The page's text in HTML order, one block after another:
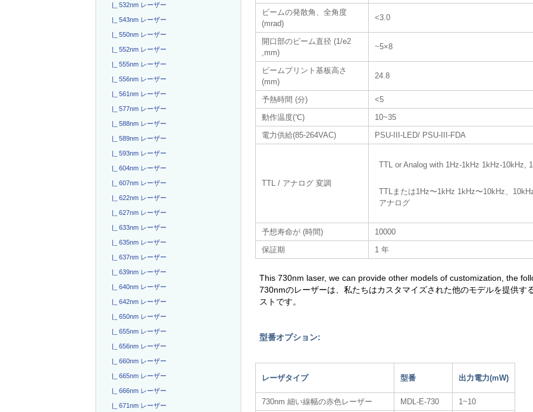
|_ 532nm レーザー
|_ 543nm レーザー
|_ 550nm レーザー
|_ 552nm レーザー
|_ 555nm レーザー
|_ 556nm レーザー
|_ 561nm レーザー
|_ 577nm レーザー
|_ 588nm レーザー
|_ 589nm レーザー
|_ 593nm レーザー
|_ 604nm レーザー
|_ 607nm レーザー
|_ 622nm レーザー
|_ 627nm レーザー
|_ 633nm レーザー
|_ 635nm レーザー
|_ 637nm レーザー
|_ 639nm レーザー
|_ 640nm レーザー
|_ 642nm レーザー
|_ 650nm レーザー
|_ 655nm レーザー
|_ 656nm レーザー
|_ 660nm レーザー
|_ 665nm レーザー
|_ 666nm レーザー
|_ 671nm レーザー
ビームの発散角、全角度
(mrad)
<3.0
開口部のビーム直径 (1/e2
,mm)
~5×8
ビームプリント基板高さ
(mm)
24.8
予熱時間 (分)
<5
動作温度(℃)
10~35
電力供給(85-264VAC)
PSU-III-LED/ PSU-III-FDA
TTL / アナログ 変調
TTL or Analog with 1Hz-1kHz 1kHz-10kHz,
TTLまたは1Hz〜1kHz 1kHz〜10kHz、
アナログ
予想寿命が (時間)
10000
保証期
1 年
This 730nm laser, we can provide other models of customization, the
730nmのレーザーは、私たちはカスタマイズされた他のモデルを提供す
ストです。
型番オプション:
レーザタイプ 型番 出力電力(mW)
730nm 細い線幅の赤色レーザー MDL-E-730 1~10